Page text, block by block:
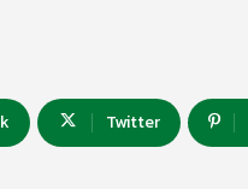
Twitter